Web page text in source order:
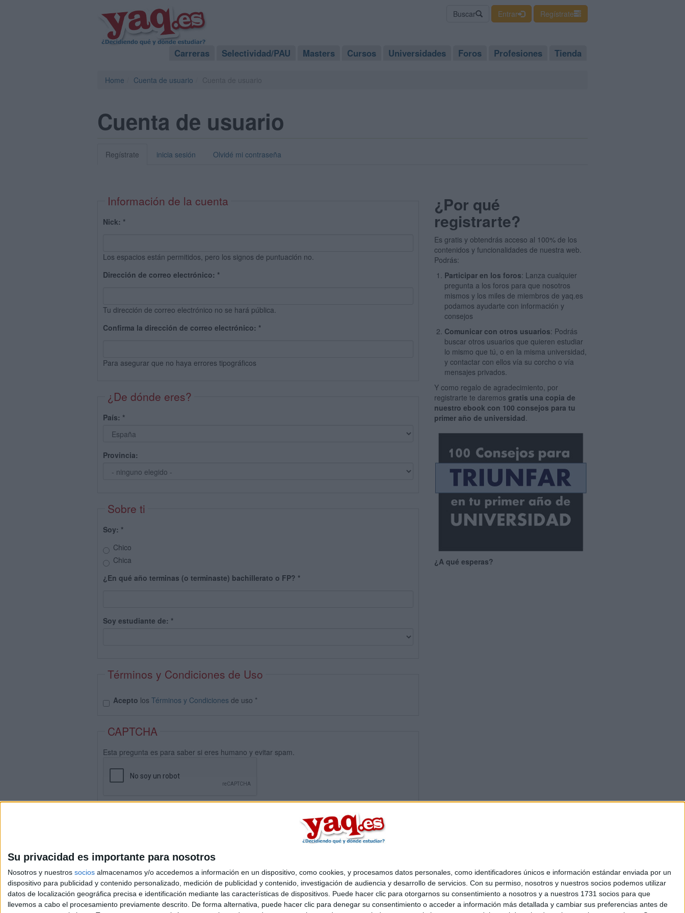
Su privacidad es importante para nosotros
Nosotros y nuestros socios almacenamos y/o accedemos a información en un dispositivo, como cookies, y procesamos datos personales, como identificadores únicos e información estándar enviada por un
dispositivo para publicidad y contenido personalizado, medición de publicidad y contenido, investigación de audiencia y desarrollo de servicios. Con su permiso, nosotros y nuestros socios podemos utilizar
datos de localización geográfica precisa e identificación mediante las características de dispositivos. Puede hacer clic para otorgarnos su consentimiento a nosotros y a nuestros 1731 socios para que
llevemos a cabo el procesamiento previamente descrito. De forma alternativa, puede hacer clic para denegar su consentimiento o acceder a información más detallada y cambiar sus preferencias antes de
Buscar Entrar Regístrate
Carreras Selectividad/PAU Masters Cursos Universidades Foros Profesiones Tienda
Home Cuenta de usuario
Cuenta de usuario
Regístrate inicia sesión Olvidé mi contraseña
Información de la cuenta
Nick: *
Los espacios están permitidos, pero los signos de puntuación no.
Dirección de correo electrónico: *
Tu dirección de correo electrónico no se hará pública.
Confirma la dirección de correo electrónico: *
Para asegurar que no haya errores tipográficos
¿De dónde eres?
País: *
Provincia:
Sobre ti
Soy: *
Chico
Chica
¿En qué año terminas (o terminaste) bachillerato o FP? *
Soy estudiante de: *
Términos y Condiciones de Uso
Acepto los Términos y Condiciones de uso *
CAPTCHA
Esta pregunta es para saber si eres humano y evitar spam.
¿Por qué
registrarte?
Es gratis y obtendrás acceso al 100% de los
contenidos y funcionalidades de nuestra web.
Podrás:
Participar en los foros: Lanza cualquier
pregunta a los foros para que nosotros
mismos y los miles de miembros de yaq.es
podamos ayudarte con información y
consejos
Comunicar con otros usuarios: Podrás
buscar otros usuarios que quieren estudiar
lo mismo que tú, o en la misma universidad,
y contactar con ellos vía su corcho o vía
mensajes privados.
Y como regalo de agradecimiento, por
registrarte te daremosgratis una copia de
nuestro ebook con 100 consejos para tu
primer año de universidad.
¿A qué esperas?
Quiénes somos |Contactar| Anúnciate
Aviso legal|Politica de privacidad|Condiciones generales|Política de cookies